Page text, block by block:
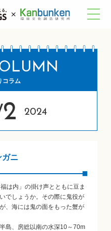
コラム
2 2024
ガニ
は内」の掛け声とともに豆ま
でしょうか。その際に鬼役が
、海には鬼の面をもった蟹が
島、房総以南の水深10～70m